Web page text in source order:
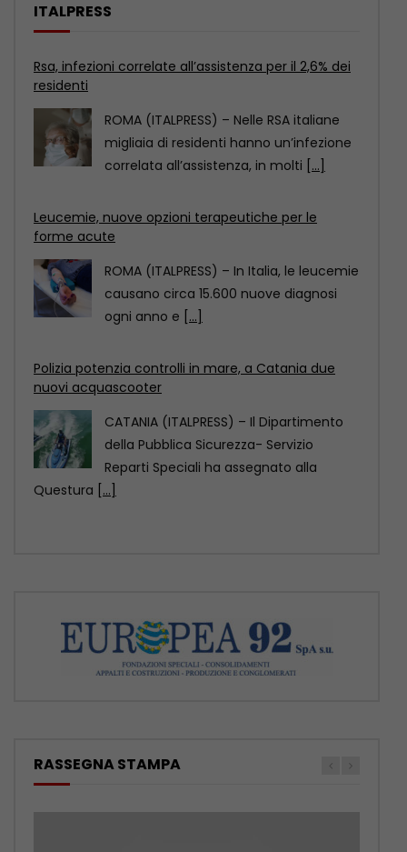
ITALPRESS
Leucemie, nuove opzioni terapeutiche per le
forme acute
ROMA (ITALPRESS) – In Italia, le leucemie
causano circa 15.600 nuove diagnosi
ogni anno e[...]
Polizia potenzia controlli in mare, a Catania due
nuovi acquascooter
CATANIA (ITALPRESS) – Il Dipartimento
della Pubblica Sicurezza- Servizio
Reparti Speciali ha assegnato alla
Rsa, infezioni correlate all’assistenza per il 2,6% dei
residenti
ROMA (ITALPRESS) – Nelle RSA italiane
migliaia di residenti hanno un’infezione
correlata all’assistenza, in molti
RASSEGNA STAMPA